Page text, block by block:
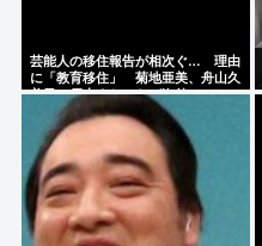
芸能人の移住報告が相次ぐ… 理由
に「教育移住」 菊地亜美、舟山久
美子、優木まおみらが海外へ